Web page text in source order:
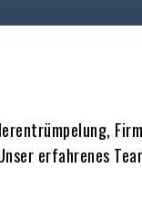
erfahrenes